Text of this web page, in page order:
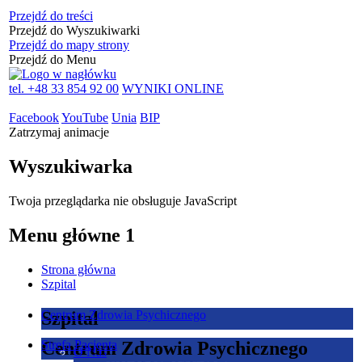
Przejdź do treści
Przejdź do Wyszukiwarki
Przejdź do mapy strony
Przejdź do Menu
tel. +48 33 854 92 00 WYNIKI ONLINE
FacebookYouTube Unia BIP
Zatrzymaj animacje
Wyszukiwarka
Twoja przeglądarka nie obsługuje JavaScript
Menu główne 1
Strona główna
Szpital
Szpital
O Nas
Centrum Zdrowia Psychicznego
Centrum Zdrowia Psychicznego
Strefa Pacjenta